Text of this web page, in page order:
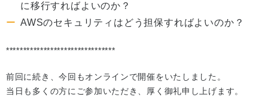
に移行すればよいのか？
AWSのセキュリティはどう担保すればよいのか？
********************************
前回に続き、今回もオンラインで開催をいたしました。
当日も多くの方にご参加いただき、厚く御礼申し上げます。